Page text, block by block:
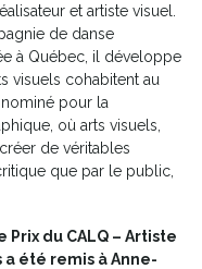
et artiste visuel.
de danse
à Québec, il développe
visuels cohabitent au
pour la
où arts visuels,
de véritables
que par le public,
Prix du CALQ – Artiste
a été remis à Anne-